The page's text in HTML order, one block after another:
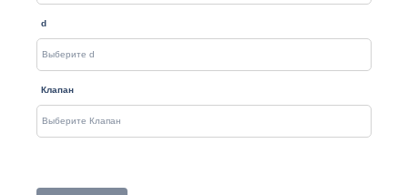
d
Клапан